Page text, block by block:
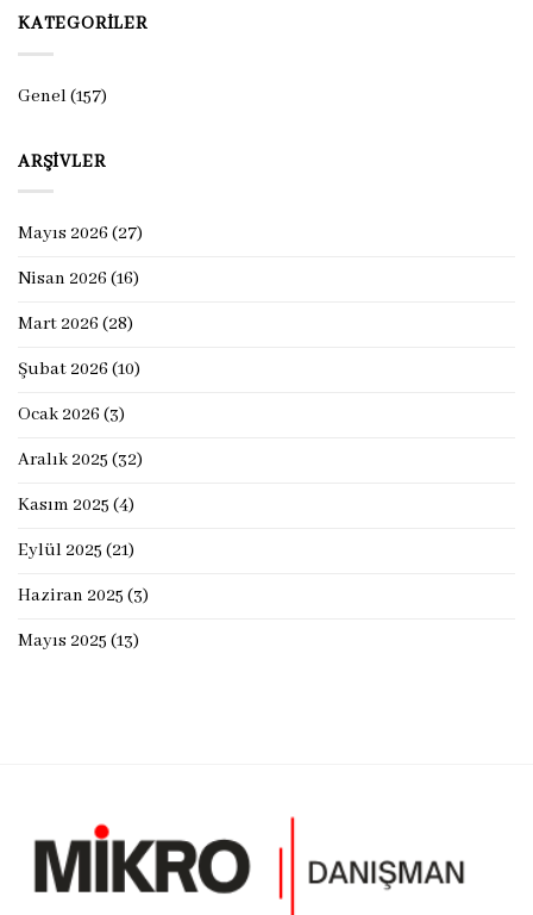
KATEGORILER
Genel(157)
ARŞIVLER
Mayıs 2026 (27)
Nisan 2026 (16)
Mart 2026 (28)
Şubat 2026 (10)
Ocak 2026 (3)
Aralık 2025 (32)
Kasım 2025 (4)
Eylül 2025 (21)
Haziran 2025 (3)
Mayıs 2025 (13)